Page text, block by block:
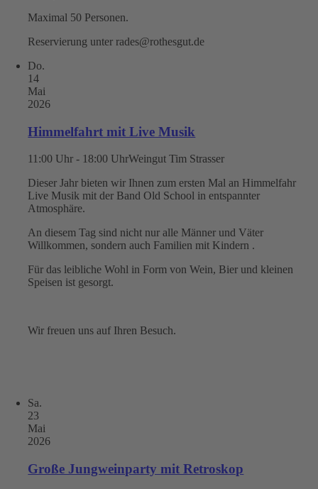
Maximal 50 Personen.
Reservierung unter rades@rothesgut.de
Do.
14
Mai
2026
Himmelfahrt mit Live Musik
11:00 Uhr - 18:00 UhrWeingut Tim Strasser
Dieser Jahr bieten wir Ihnen zum ersten Mal an Himmelfahr
Live Musik mit der Band Old School in entspannter
Atmosphäre.
An diesem Tag sind nicht nur alle Männer und Väter
Willkommen, sondern auch Familien mit Kindern .
Für das leibliche Wohl in Form von Wein, Bier und kleinen
Speisen ist gesorgt.
Wir freuen uns auf Ihren Besuch.
Sa.
23
Mai
2026
Große Jungweinparty mit Retroskop